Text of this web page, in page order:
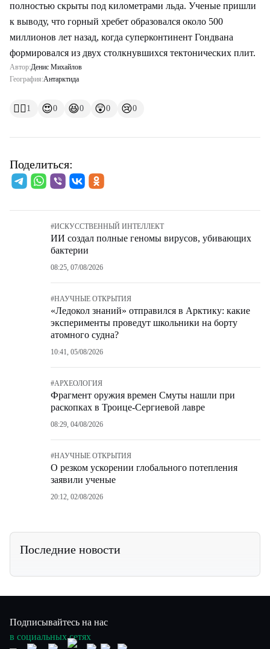
полностью скрыты под километрами льда. Ученые пришли
к выводу, что горный хребет образовался около 500
миллионов лет назад, когда суперконтинент Гондвана
формировался из двух столкнувшихся тектонических плит.
Автор:Денис Михайлов
География:Антарктида
👍🏻 1 😍0 😆0 😲0 😢0
Поделиться:
#ИСКУССТВЕННЫЙ ИНТЕЛЛЕКТ
ИИ создал полные геномы вирусов, убивающих
бактерии
08:25, 07/08/2026
#НАУЧНЫЕ ОТКРЫТИЯ
«Ледокол знаний» отправился в Арктику: какие
эксперименты проведут школьники на борту
атомного судна?
10:41, 05/08/2026
#АРХЕОЛОГИЯ
Фрагмент оружия времен Смуты нашли при
раскопках в Троице-Сергиевой лавре
08:29, 04/08/2026
#НАУЧНЫЕ ОТКРЫТИЯ
О резком ускорении глобального потепления
заявили ученые
20:12, 02/08/2026
Последние новости
Подписывайтесь на нас
в социальных сетях